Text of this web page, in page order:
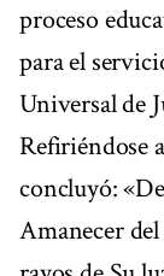
proceso
para el
Universal de
Refiriéndose
concluyó:
Amanecer